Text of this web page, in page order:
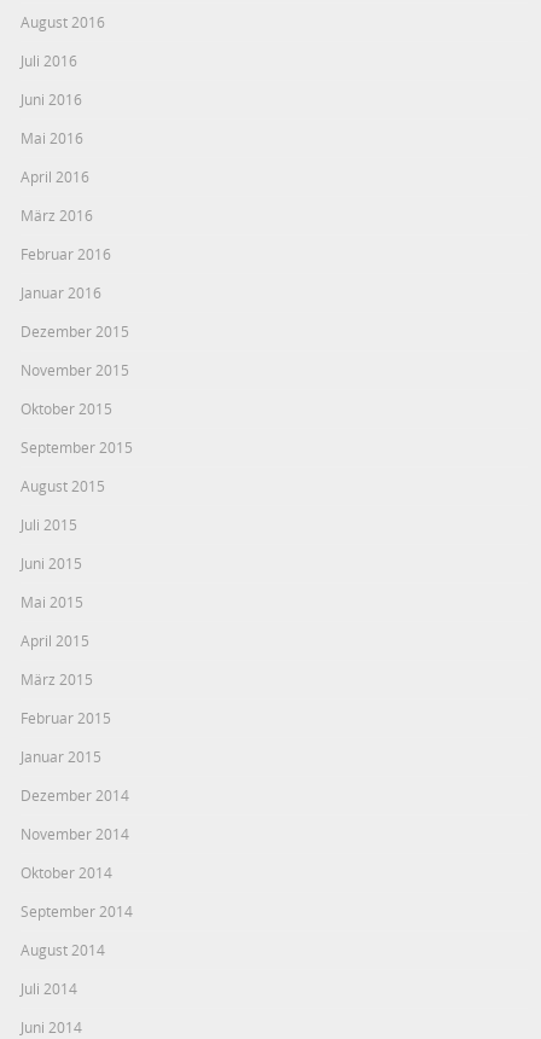
August 2016
Juli 2016
Juni 2016
Mai 2016
April 2016
März 2016
Februar 2016
Januar 2016
Dezember 2015
November 2015
Oktober 2015
September 2015
August 2015
Juli 2015
Juni 2015
Mai 2015
April 2015
März 2015
Februar 2015
Januar 2015
Dezember 2014
November 2014
Oktober 2014
September 2014
August 2014
Juli 2014
Juni 2014